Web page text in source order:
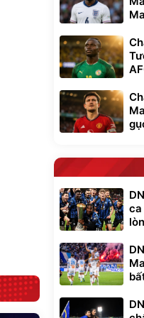
Bụi Lau
-
Unmute
Khung Nhôm
9066 Size
20/24/28 Cao Cấp
1.000.000đ
825.000đ
ca